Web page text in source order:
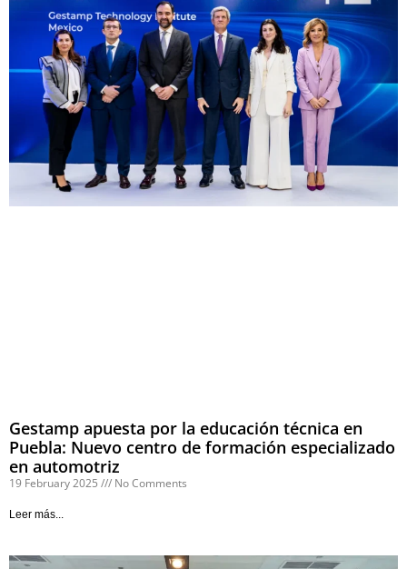
Gestamp apuesta por la educación técnica en
Puebla: Nuevo centro de formación especializado
en automotriz
19 February 2025 No Comments
Leer más...